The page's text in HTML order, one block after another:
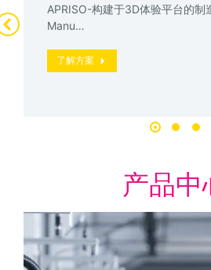
APRISO-构建于3D体验平台的制
Manu…
了解方案
产品中